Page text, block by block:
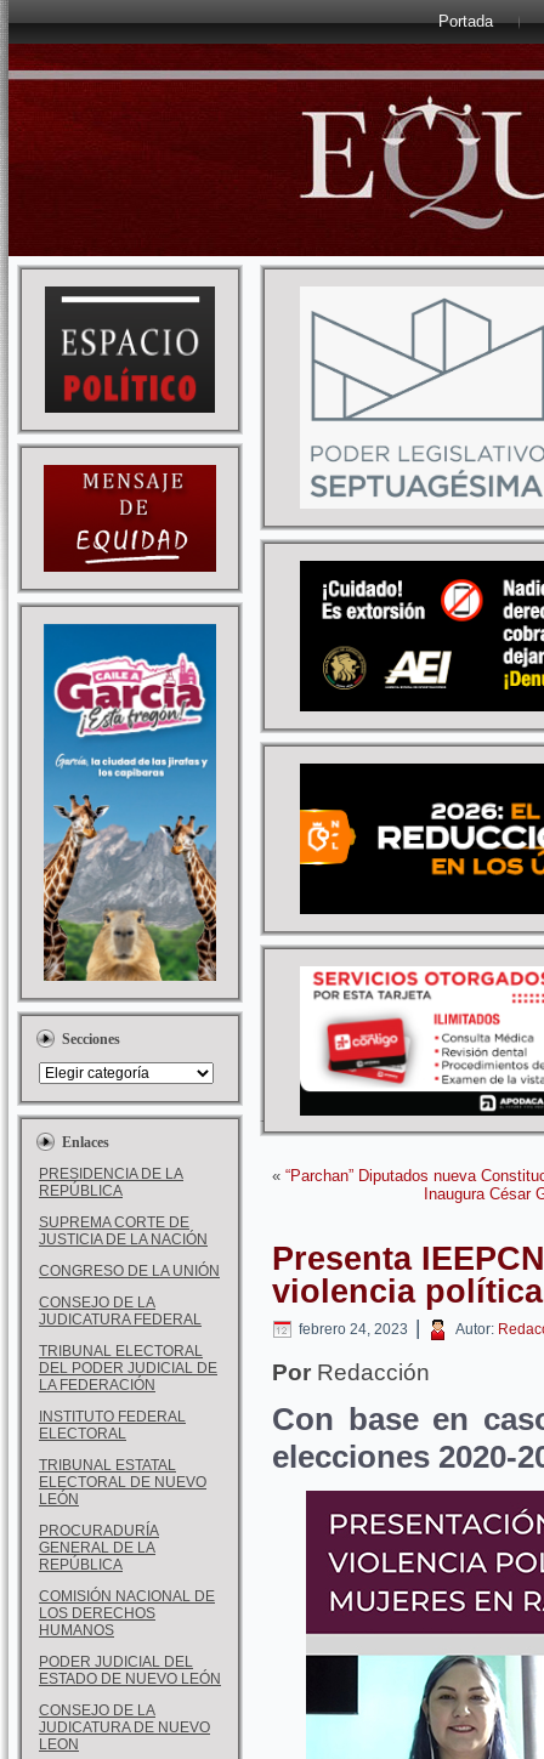
Portada
Secciones
Enlaces
PRESIDENCIA DE LA
REPÚBLICA
SUPREMA CORTE DE
JUSTICIA DE LA NACIÓN
CONGRESO DE LA UNIÓN
CONSEJO DE LA
JUDICATURA FEDERAL
TRIBUNAL ELECTORAL
DEL PODER JUDICIAL DE
LA FEDERACIÓN
INSTITUTO FEDERAL
ELECTORAL
TRIBUNAL ESTATAL
ELECTORAL DE NUEVO
LEÓN
PROCURADURÍA
GENERAL DE LA
REPÚBLICA
COMISIÓN NACIONAL DE
LOS DERECHOS
HUMANOS
PODER JUDICIAL DEL
ESTADO DE NUEVO LEÓN
CONSEJO DE LA
JUDICATURA DE NUEVO
LEON
« “Parchan” Diputados nueva
Inaugura César
Presenta
violencia
febrero 24, 2023 | Autor:
Por Redacción
Con base en
elecciones 2020-